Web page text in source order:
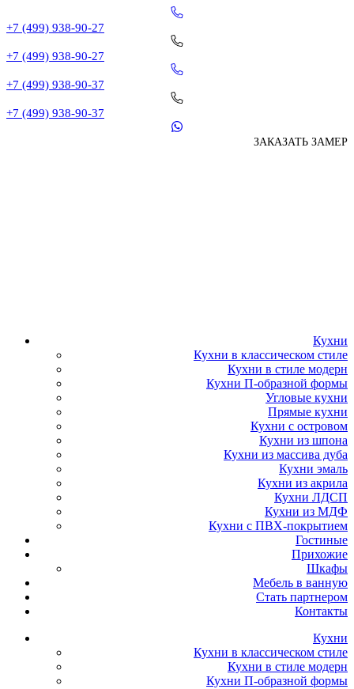
+7 (499) 938-90-27
+7 (499) 938-90-27
+7 (499) 938-90-37
+7 (499) 938-90-37
ЗАКАЗАТЬ ЗАМЕР
Кухни
Кухни в классическом стиле
Кухни в стиле модерн
Кухни П-образной формы
Угловые кухни
Прямые кухни
Кухни с островом
Кухни из шпона
Кухни из массива дуба
Кухни эмаль
Кухни из акрила
Кухни ЛДСП
Кухни из МДФ
Кухни с ПВХ-покрытием
Гостиные
Прихожие
Шкафы
Мебель в ванную
Стать партнером
Контакты
Кухни
Кухни в классическом стиле
Кухни в стиле модерн
Кухни П-образной формы